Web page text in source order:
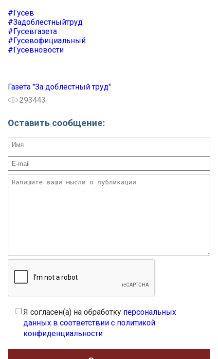
#Гусев
#Задоблестныйтруд
#Гусевгазета
#Гусевофициальный
#Гусевновости
Газета "За доблестный труд"
293443
Оставить сообщение:
Я согласен(а) на обработку персональных
данных в соответствии с политикой
конфиденциальности